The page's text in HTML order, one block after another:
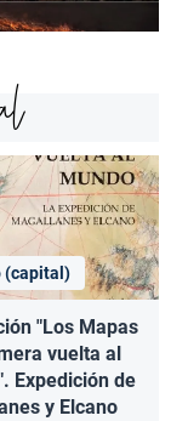
(capital)
"Los Mapas
vuelta al
Expedición de
y Elcano